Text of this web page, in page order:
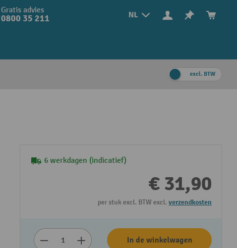
NL
Gratis advies
0800 35 211
excl. BTW
6 werkdagen (indicatief)
€ 31,90
per stuk excl. BTW excl. verzendkosten
In de winkelwagen